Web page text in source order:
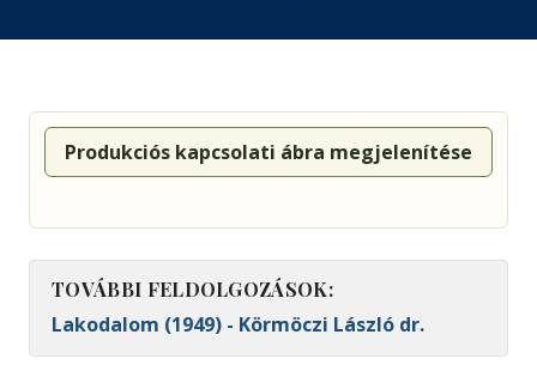
Produkciós kapcsolati ábra megjelenítése
TOVÁBBI FELDOLGOZÁSOK:
Lakodalom (1949) - Körmöczi László dr.